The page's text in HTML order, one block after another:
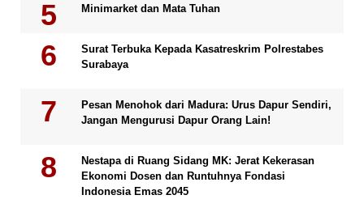
Minimarket dan Mata Tuhan
Surat Terbuka Kepada Kasatreskrim Polrestabes
Surabaya
Pesan Menohok dari Madura: Urus Dapur Sendiri,
Jangan Mengurusi Dapur Orang Lain!
Nestapa di Ruang Sidang MK: Jerat Kekerasan
Ekonomi Dosen dan Runtuhnya Fondasi
Indonesia Emas 2045